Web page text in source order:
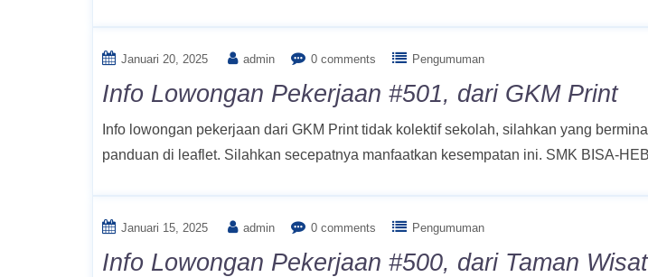
Januari 20, 2025 admin 0 comments Pengumuman
Info Lowongan Pekerjaan #501, dari GKM Print
Info lowongan pekerjaan dari GKM Print tidak kolektif sekolah, silahkan yang
panduan di leaflet. Silahkan secepatnya manfaatkan kesempatan ini. SMK BISA-
Januari 15, 2025 admin 0 comments Pengumuman
Info Lowongan Pekerjaan #500, dari Taman